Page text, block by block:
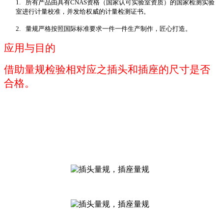
1. 所有产品由具有CNAS资格（国家认可实验室资质）的国家检测实验
室进行计量校准，并发给权威的计量检测证书。
2. 量规严格按照国际标准要求一件一件生产制作，匠心打造。
应用与目的
借助量规检验相对应之插头和插座的尺寸是否
合格。